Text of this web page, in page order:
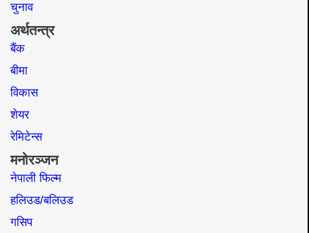
चुनाव
अर्थतन्त्र
बैंक
बीमा
विकास
शेयर
रेमिटेन्स
मनोरञ्जन
नेपाली फिल्म
हलिउड/बलिउड
गसिप